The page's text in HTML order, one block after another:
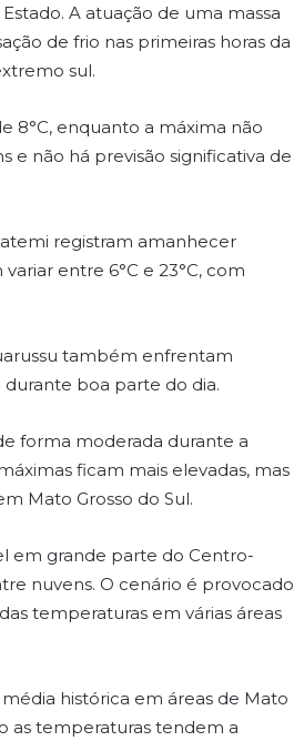
A atuação de uma massa
de frio nas primeiras horas da
sul.
8°C, enquanto a máxima não
e não há previsão significativa de
registram amanhecer
entre 6°C e 23°C, com
também enfrentam
boa parte do dia.
forma moderada durante a
ficam mais elevadas, mas
Mato Grosso do Sul.
em grande parte do Centro-
nuvens. O cenário é provocado
temperaturas em várias áreas
histórica em áreas de Mato
as temperaturas tendem a